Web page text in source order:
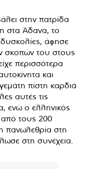
στην πατρίδα
στα Άδανα, το
άφησε
σκοπών του στους
περισσότερα
και
πίστη καρδιά
αυτές τις
ενώ ο ελληνικός
τους 200
πανωλεθρία στη
στη συνέχεια.